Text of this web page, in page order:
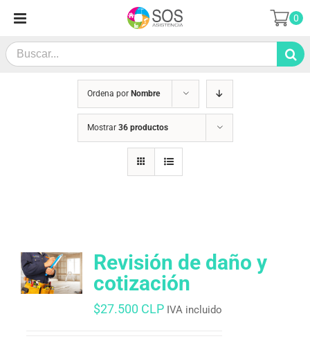
contenido
Search
for:
0
Ordena por Nombre
Mostrar 36 productos
Revisión de daño y
cotización
$27.500 CLP IVA incluido